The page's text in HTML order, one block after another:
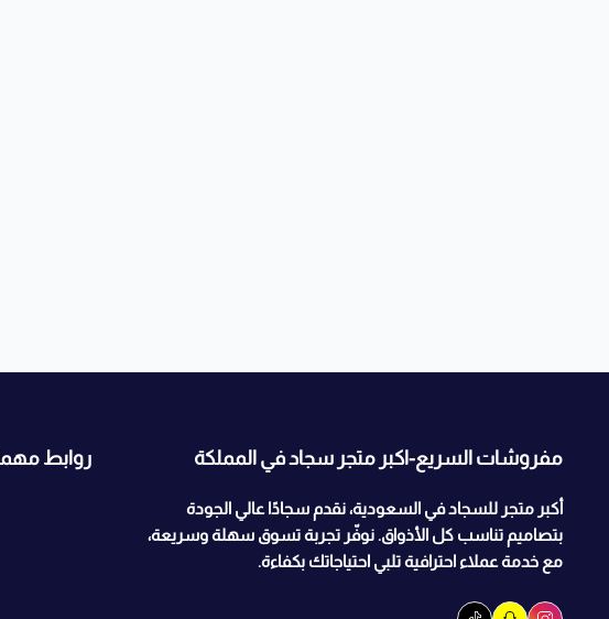
مفروشات السريع-اكبر متجر سجاد في المملكة
أكبر متجر للسجاد في السعودية، نقدم سجادًا عالي الجودة
بتصاميم تناسب كل الأذواق. نوفّر تجربة تسوق سهلة وسريعة،
مع خدمة عملاء احترافية تلبي احتياجاتك بكفاءة.
روابط